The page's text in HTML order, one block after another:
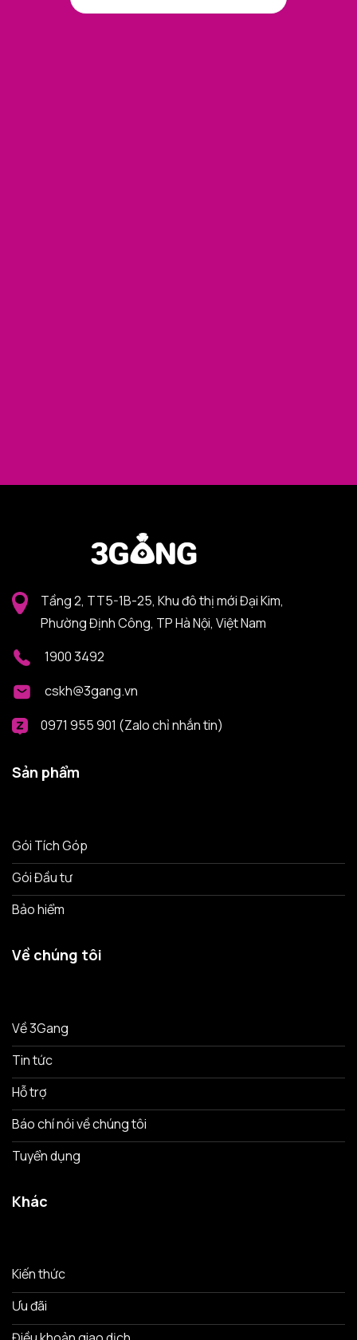
Tầng 2, TT5-1B-25, Khu đô thị mới Đại Kim,
Phường Định Công, TP Hà Nội, Việt Nam
1900 3492
cskh@3gang.vn
0971 955 901 (Zalo chỉ nhắn tin)
Sản phẩm
Gói Tích Góp
Gói Đầu tư
Bảo hiểm
Về chúng tôi
Về 3Gang
Tin tức
Hỗ trợ
Báo chí nói về chúng tôi
Tuyển dụng
Khác
Kiến thức
Ưu đãi